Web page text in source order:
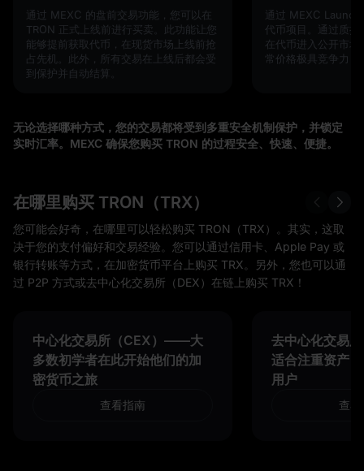
通过 MEXC 的盘前交易功能，您可以在
TRON 正式上线前进行买卖。此功能让您
能够提前获取代币，在现货市场上线前抢
占先机。此外，所有交易在上线后都会受
到保护并自动结算。
通过 MEXC
代币项目。通过质
在代币进入公开市
常价格极具竞争力！
无论选择哪种方式，您的交易都将受到多重安全机制保护，并锁定
实时汇率。MEXC 确保您购买 TRON 的过程安全、快速、便捷。
在哪里购买 TRON（TRX）
您可能会好奇，在哪里可以轻松购买 TRON（TRX）。其实，这取
决于您的支付偏好和交易经验。您可以通过信用卡、Apple Pay 或
银行转账等方式，在加密货币平台上购买 TRX。另外，您也可以通
过 P2P 方式或去中心化交易所（DEX）在链上购买 TRX！
中心化交易所（CEX）——大
多数初学者在此开始他们的加
密货币之旅
查看指南
去中心化交易
适合注重资产
用户
查